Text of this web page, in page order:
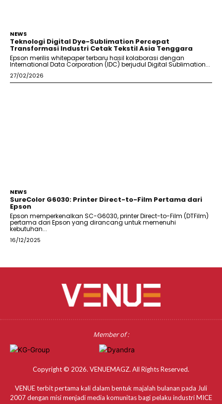
NEWS
Teknologi Digital Dye-Sublimation Percepat
Transformasi Industri Cetak Tekstil Asia Tenggara
Epson merilis whitepaper terbaru hasil kolaborasi dengan
International Data Corporation (IDC) berjudul Digital Sublimation...
27/02/2026
NEWS
SureColor G6030: Printer Direct-to-Film Pertama dari
Epson
Epson memperkenalkan SC-G6030, printer Direct-to-Film (DTFilm)
pertama dari Epson yang dirancang untuk memenuhi
kebutuhan...
16/12/2025
Member of :
Copyright © 2026. VENUEMAGZ. All Rights Reserved.
VENUE terbit pertama kali dalam bentuk majalah bulanan pada Juli
2007 dengan misi menjadi media komunitas bagi pelaku industri MICE